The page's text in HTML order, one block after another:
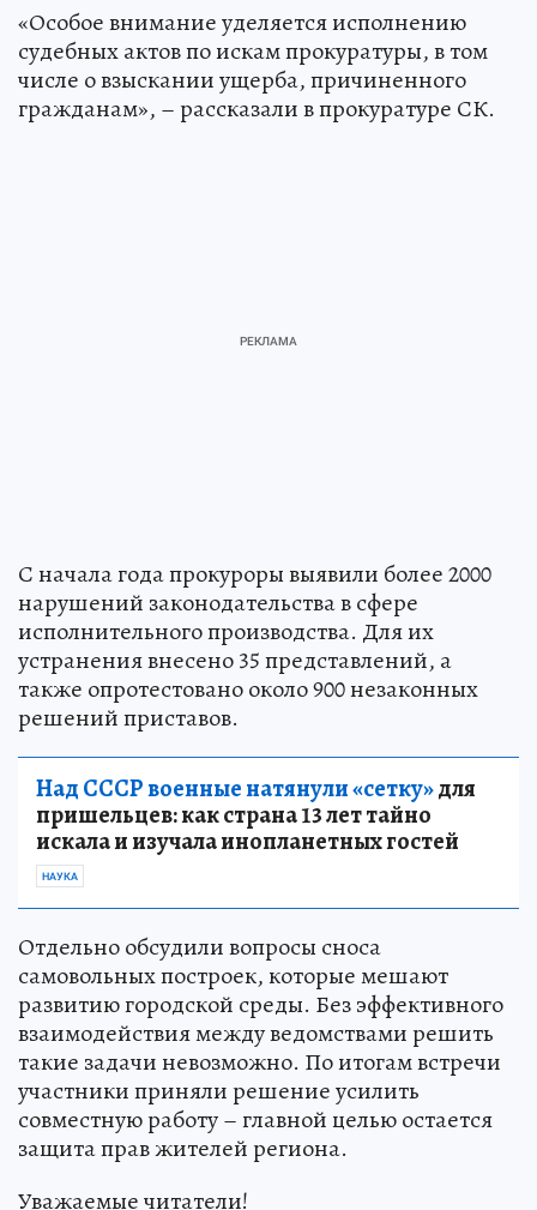
«Особое внимание уделяется исполнению
судебных актов по искам прокуратуры, в том
числе о взыскании ущерба, причиненного
гражданам», – рассказали в прокуратуре СК.
С начала года прокуроры выявили более 2000
нарушений законодательства в сфере
исполнительного производства. Для их
устранения внесено 35 представлений, а
также опротестовано около 900 незаконных
решений приставов.
Над СССР военные натянули «сетку»для
пришельцев: как страна 13 лет тайно
искала и изучала инопланетных гостей
НАУКА
Отдельно обсудили вопросы сноса
самовольных построек, которые мешают
развитию городской среды. Без эффективного
взаимодействия между ведомствами решить
такие задачи невозможно. По итогам встречи
участники приняли решение усилить
совместную работу – главной целью остается
защита прав жителей региона.
Уважаемые читатели!